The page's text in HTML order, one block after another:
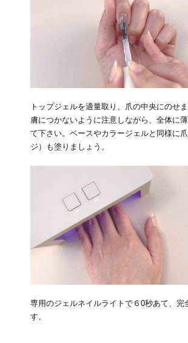
トップジェルを適量取り、爪の中央にのせ
膚につかないように注意しながら、全体に
て下さい。ベースやカラージェルと同様に
ジ）も塗りましょう。
専用のジェルネイルライトで６0秒あて、完
す。